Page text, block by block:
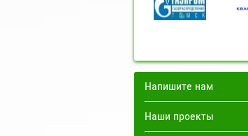
Напишите нам
Наши проекты